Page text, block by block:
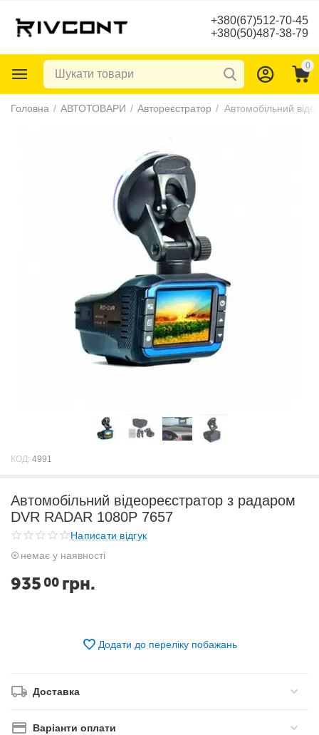
+380(67)512-70-45
+380(50)487-38-79
0
Головна / АВТОТОВАРИ / Автореєстратор /
КОД: 4991
Автомобільний відеореєстратор з радаром
DVR RADAR 1080P 7657
Написати відгук
немає у наявності
935 00 грн.
Додати до переліку побажань
Доставка
Варіанти оплати